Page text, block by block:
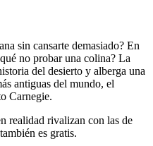
sin cansarte demasiado? En
no probar una colina? La
del desierto y alberga una
antiguas del mundo, el
Carnegie.
realidad rivalizan con las de
es gratis.